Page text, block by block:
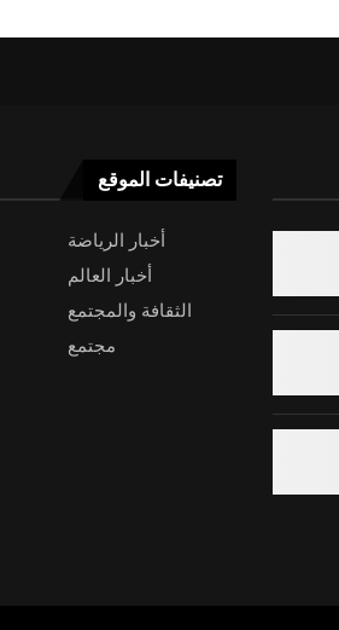
تصنيفات الموقع
أخبار الرياضة
أخبار العالم
الثقافة والمجتمع
مجتمع